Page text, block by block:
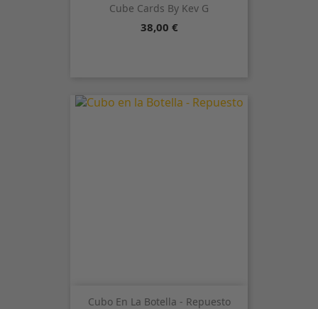
Cube Cards By Kev G
Precio
38,00 €
Cubo En La Botella - Repuesto